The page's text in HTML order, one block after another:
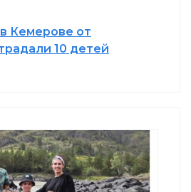
Кемерове от
10 детей